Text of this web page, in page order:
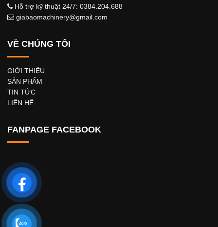
Hỗ trợ kỹ thuật 24/7: 0384.204.688
giabaomachinery@gmail.com
VỀ CHÚNG TÔI
GIỚI THIỆU
SẢN PHẨM
TIN TỨC
LIÊN HỆ
FANPAGE FACEBOOK